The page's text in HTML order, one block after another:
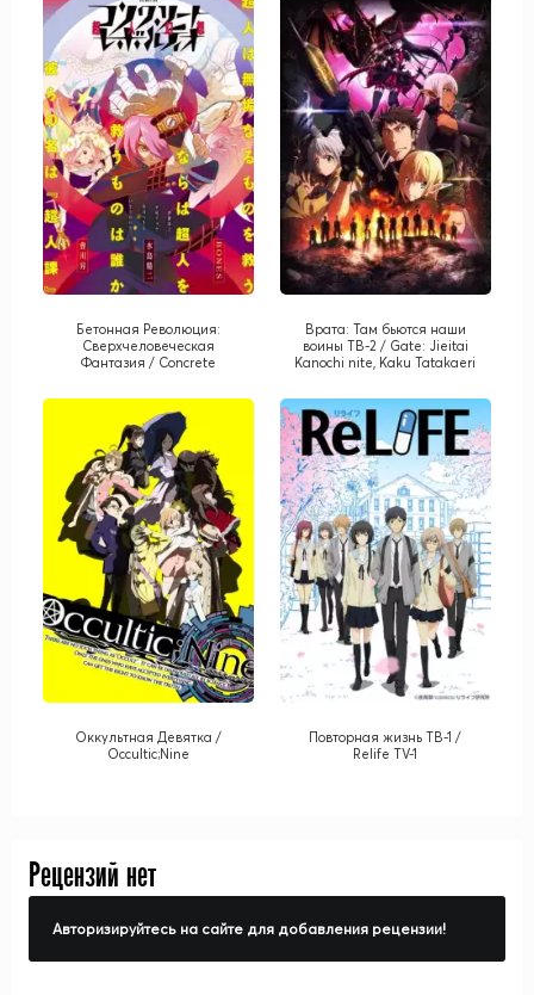
Бетонная Революция:
Сверхчеловеческая
Фантазия / Concrete
Врата: Там бьются наши
воины ТВ-2 / Gate: Jieitai
Kanochi nite, Kaku Tatakaeri
Оккультная Девятка /
Occultic;Nine
Повторная жизнь ТВ-1 /
Relife TV-1
Рецензий нет
Авторизируйтесь на сайте для добавления рецензии!